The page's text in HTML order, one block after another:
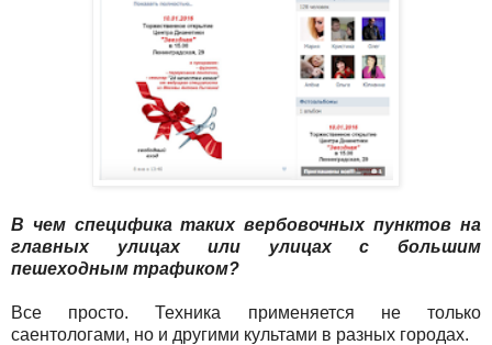
В чем специфика таких вербовочных пунктов на
главных улицах или улицах с большим
пешеходным трафиком?
Все просто. Техника применяется не только
саентологами, но и другими культами в разных городах.